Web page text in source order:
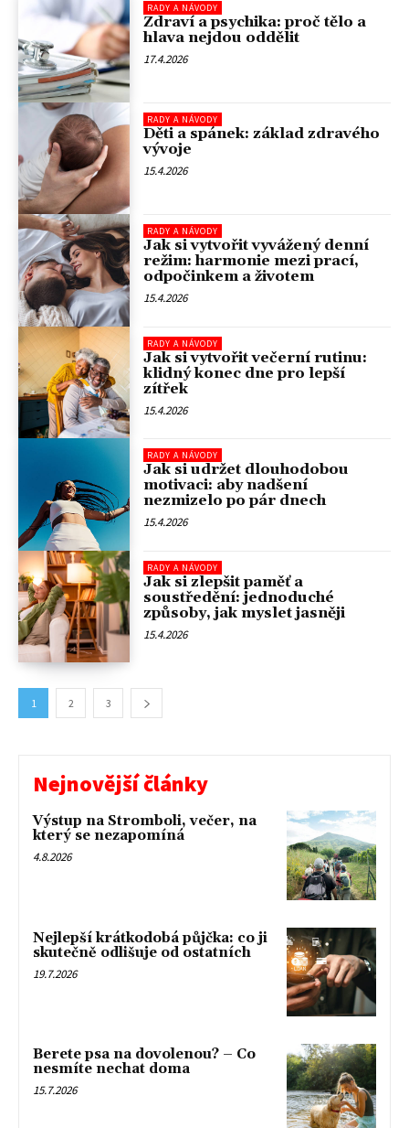
RADY A NÁVODY
Zdraví a psychika: proč tělo a
hlava nejdou oddělit
17.4.2026
RADY A NÁVODY
Děti a spánek: základ zdravého
vývoje
15.4.2026
RADY A NÁVODY
Jak si vytvořit vyvážený denní
režim: harmonie mezi prací,
odpočinkem a životem
15.4.2026
RADY A NÁVODY
Jak si vytvořit večerní rutinu:
klidný konec dne pro lepší
zítřek
15.4.2026
RADY A NÁVODY
Jak si udržet dlouhodobou
motivaci: aby nadšení
nezmizelo po pár dnech
15.4.2026
RADY A NÁVODY
Jak si zlepšit paměť a
soustředění: jednoduché
způsoby, jak myslet jasněji
15.4.2026
1 2 3
Nejnovější články
Výstup na Stromboli, večer, na
který se nezapomíná
4.8.2026
Nejlepší krátkodobá půjčka: co ji
skutečně odlišuje od ostatních
19.7.2026
Berete psa na dovolenou? – Co
nesmíte nechat doma
15.7.2026